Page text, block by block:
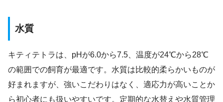
水質
キティテトラは、pHが6.0から7.5、温度が24℃から28℃
の範囲での飼育が最適です。水質は比較的柔らかいものが
好まれますが、強いこだわりはなく、適応力が高いことか
ら初心者にも扱いやすいです。定期的な水替えや水質管理